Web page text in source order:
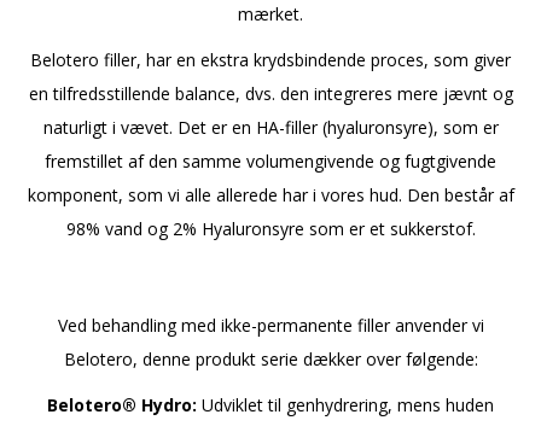
mærket.
Belotero filler, har en ekstra krydsbindende proces, som giver
en tilfredsstillende balance, dvs. den integreres mere jævnt og
naturligt i vævet. Det er en HA-filler (hyaluronsyre), som er
fremstillet af den samme volumengivende og fugtgivende
komponent, som vi alle allerede har i vores hud. Den består af
98% vand og 2% Hyaluronsyre som er et sukkerstof.
Ved behandling med ikke-permanente filler anvender vi
Belotero, denne produkt serie dækker over følgende:
Belotero® Hydro: Udviklet til genhydrering, mens huden